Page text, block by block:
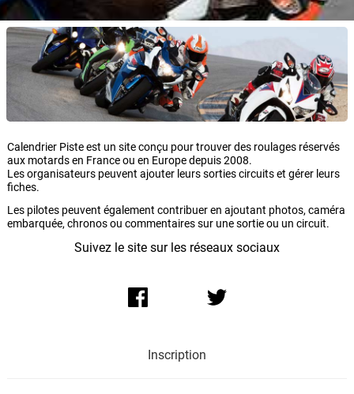
Calendrier Piste est un site conçu pour trouver des roulages réservés
aux motards en France ou en Europe depuis 2008.
Les organisateurs peuvent ajouter leurs sorties circuits et gérer leurs
fiches.
Les pilotes peuvent également contribuer en ajoutant photos, caméra
embarquée, chronos ou commentaires sur une sortie ou un circuit.
Suivez le site sur les réseaux sociaux
Inscription